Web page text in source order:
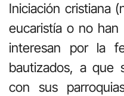
Iniciación cristiana
eucaristía o no
interesan por la
bautizados, a que
con sus